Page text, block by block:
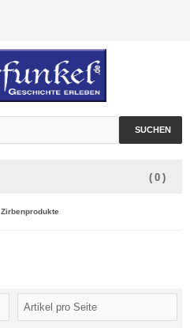
SUCHEN
( 0 )
Zirbenprodukte